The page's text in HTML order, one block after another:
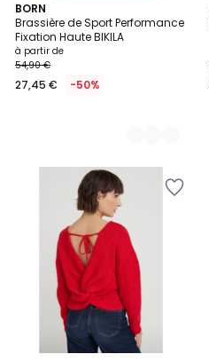
BORN
Brassière de Sport Performance
Fixation Haute BIKILA
à partir de
54,90 €
27,45 € -50%
4
Couleurs